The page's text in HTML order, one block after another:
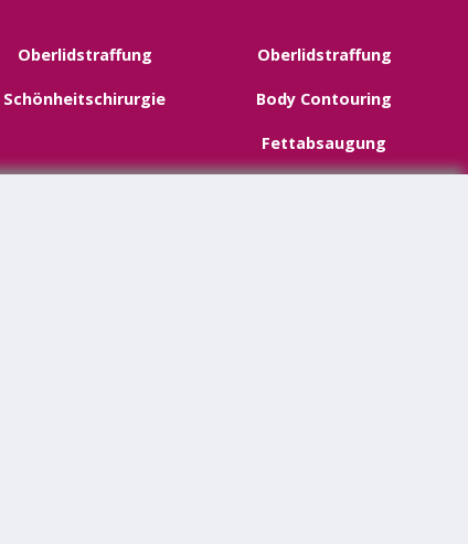
Oberlidstraffung
Schönheitschirurgie
Oberlidstraffung
Body Contouring
Fettabsaugung